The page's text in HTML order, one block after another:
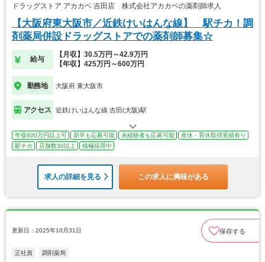
ドラッグストア アカカベ 吉田店 株式会社アカカベの薬剤師求人
【大阪府東大阪市／近鉄けいはんな線】 駅チカ！調
剤薬局併設ドラッグストアでの薬剤師募集☆
給与
【月収】30.5万円～42.9万円
【年収】425万円～600万円
勤務地 大阪府 東大阪市
アクセス 近鉄けいはんな線 吉田(大阪)駅
年収600万円以上可 新卒も応募可能 未経験者も応募可能
産休・育休取得実績有り
駅チカ
店舗数30以上 積極採用中
求人の詳細を見る この求人に興味がある
更新日：2025年10月31日 保存する
正社員 調剤薬局